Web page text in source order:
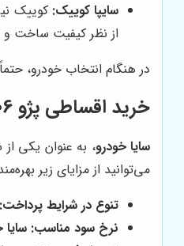
سایپا کوییک:
از نظر کیفیت ساخت و قطعات، با
در هنگام انتخاب خودرو،
خرید اقساطی پژو 206 از
سایا خودرو، به عنوان یکی از
می‌توانید از مزایای زیر
تنوع در شرایط پرداخت:
نرخ سود مناسب: سایا